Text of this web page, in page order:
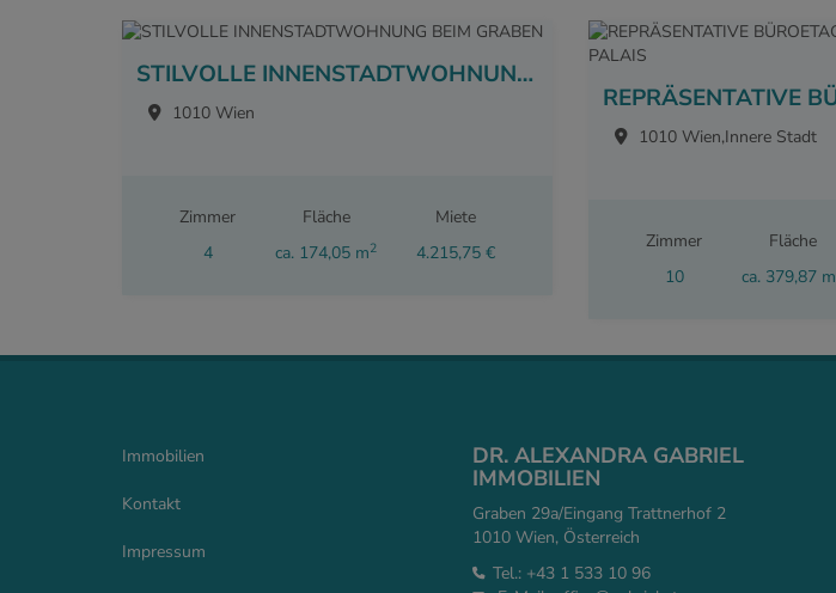
STILVOLLE INNENSTADTWOHNUNG BEIM GRABEN
1010 Wien
Zimmer
4
Fläche
ca. 174,05 m2
Miete
4.215,75 €
1010 Wien,Innere Stadt
Zimmer
10
Fläche
ca. 379,87 m
Immobilien
Kontakt
Impressum
DR. ALEXANDRA GABRIEL
IMMOBILIEN
Graben 29a/Eingang Trattnerhof 2
1010 Wien, Österreich
Tel.: +43 1 533 10 96